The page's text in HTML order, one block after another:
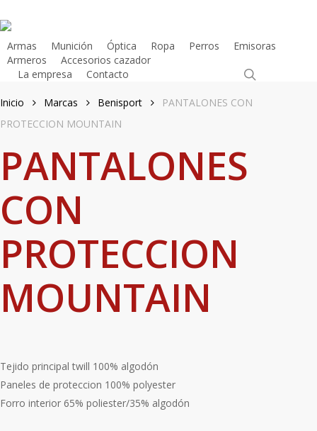
to
main
content
Armas Munición Óptica Ropa Perros
Emisoras
Armeros
Accesorios cazador
La empresa
Contacto
Inicio Marcas Benisport
PANTALONES CON
PROTECCION MOUNTAIN
PANTALONES
CON
PROTECCION
MOUNTAIN
Tejido principal twill 100% algodón
Paneles de proteccion 100% polyester
Forro interior 65% poliester/35% algodón